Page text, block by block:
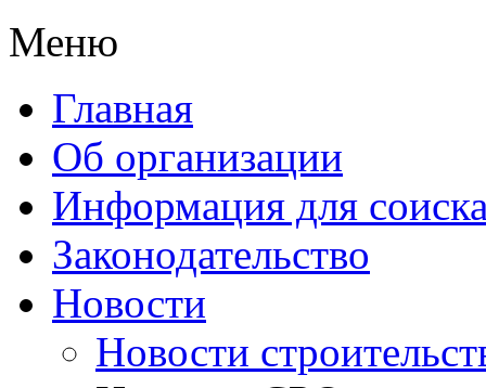
Меню
Главная
Об организации
Информация для
Законодательство
Новости
Новости